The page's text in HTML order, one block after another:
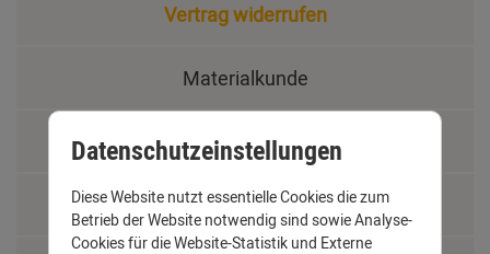
Vertrag widerrufen
Materialkunde
Fachbegriffe
Jobs
Datenschutzeinstellungen
Diese Website nutzt essentielle Cookies die zum
Betrieb der Website notwendig sind sowie Analyse-
Cookies für die Website-Statistik und Externe